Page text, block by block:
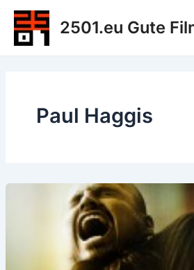
Zum
Inhalt
springen
2501.eu Gute
Paul Haggis